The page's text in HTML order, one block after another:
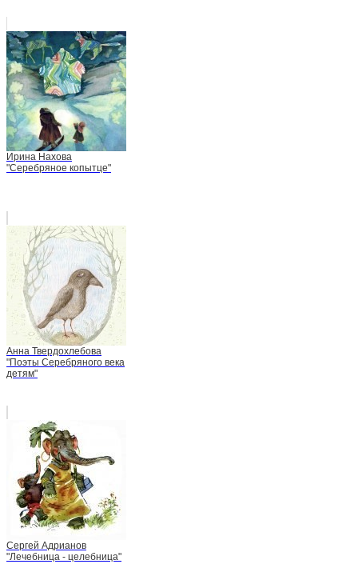
Ирина Нахова
"Серебряное копытце"
Анна Твердохлебова
"Поэты Серебряного века
детям"
Сергей Адрианов
"Лечебница - целебница"